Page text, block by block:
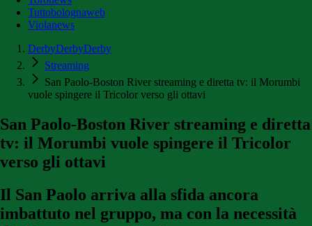
Tuttobolognaweb
Violanews
DerbyDerbyDerby
Streaming
San Paolo-Boston River streaming e diretta tv: il Morumbi
vuole spingere il Tricolor verso gli ottavi
San Paolo-Boston River streaming e diretta
tv: il Morumbi vuole spingere il Tricolor
verso gli ottavi
Il San Paolo arriva alla sfida ancora
imbattuto nel gruppo, ma con la necessità